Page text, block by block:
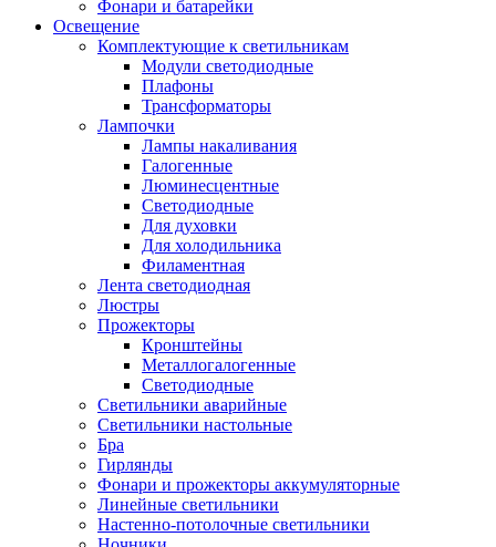
Фонари и батарейки
Освещение
Комплектующие к светильникам
Модули светодиодные
Плафоны
Трансформаторы
Лампочки
Лампы накаливания
Галогенные
Люминесцентные
Светодиодные
Для духовки
Для холодильника
Филаментная
Лента светодиодная
Люстры
Прожекторы
Кронштейны
Металлогалогенные
Светодиодные
Светильники аварийные
Светильники настольные
Бра
Гирлянды
Фонари и прожекторы аккумуляторные
Линейные светильники
Настенно-потолочные светильники